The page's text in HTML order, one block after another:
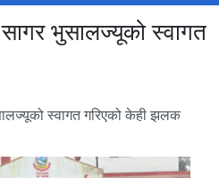
भुसालज्यूको स्वागत
स्वागत गरिएको केही झलक